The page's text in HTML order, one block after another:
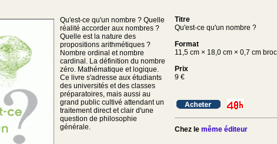
Qu'est-ce qu'un nombre ? Quelle
réalité accorder aux nombres ?
Quelle est la nature des
propositions arithmétiques ?
Nombre ordinal et nombre
cardinal. La définition du nombre
zéro. Mathématique et logique.
Ce livre s'adresse aux étudiants
des universités et des classes
préparatoires, mais aussi au
grand public cultivé attendant un
traitement direct et clair d'une
question de philosophie
générale.
Titre
Qu'est-ce qu'un nombre ?
Format
11,5 cm × 18,0 cm × 0,7 cm
Prix
9 €
Chez le même éditeur